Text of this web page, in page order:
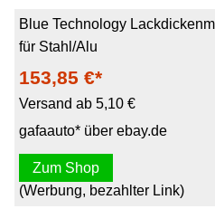
Blue Technology
für Stahl/Alu
153,85 €*
Versand ab 5,10 €
gafaauto* über ebay.de
Zum Shop
(Werbung, bezahlter Link)